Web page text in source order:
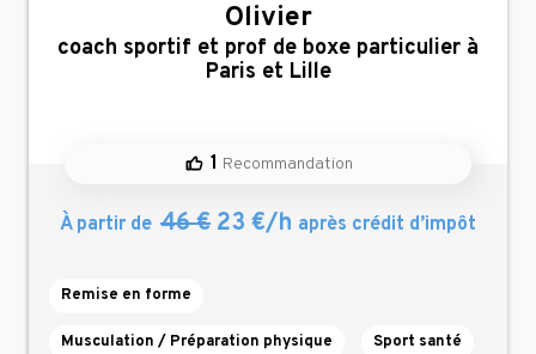
Olivier
,
coach sportif et prof de boxe particulier à
Paris et Lille
1 Recommandation
À partir de 46 € 23 €/h après crédit d’impôt
Remise en forme
Musculation / Préparation physique Sport santé